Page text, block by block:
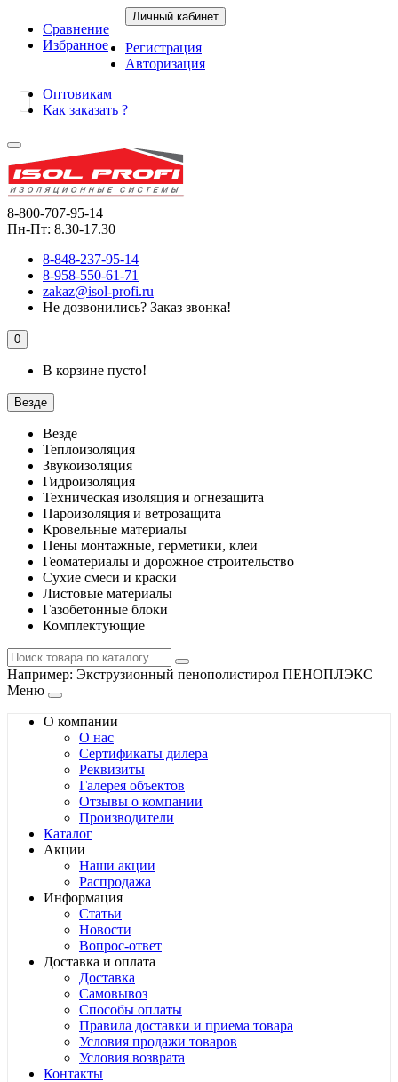
Сравнение
Избранное
Личный кабинет
Регистрация
Авторизация
Оптовикам
Как заказать ?
8-800-707-95-14
Пн-Пт: 8.30-17.30
8-848-237-95-14
8-958-550-61-71
zakaz@isol-profi.ru
Не дозвонились? Заказ звонка!
0
В корзине пусто!
Везде
Везде
Теплоизоляция
Звукоизоляция
Гидроизоляция
Техническая изоляция и огнезащита
Пароизоляция и ветрозащита
Кровельные материалы
Пены монтажные, герметики, клеи
Геоматериалы и дорожное строительство
Сухие смеси и краски
Листовые материалы
Газобетонные блоки
Комплектующие
Например: Экструзионный пенополистирол ПЕНОПЛЭКС
Меню
О компании
О нас
Сертификаты дилера
Реквизиты
Галерея объектов
Отзывы о компании
Производители
Каталог
Акции
Наши акции
Распродажа
Информация
Статьи
Новости
Вопрос-ответ
Доставка и оплата
Доставка
Самовывоз
Способы оплаты
Правила доставки и приема товара
Условия продажи товаров
Условия возврата
Контакты